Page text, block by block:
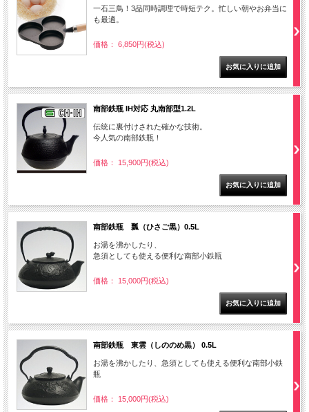
一石三鳥！3品同時調理で時短テク。忙しい朝やお弁当に
も最適。
価格： 6,850円(税込)
南部鉄瓶 IH対応 丸南部型1.2L
伝統に裏付けされた確かな技術。
今人気の南部鉄瓶！
価格： 15,900円(税込)
南部鉄瓶 瓢（ひさご黒）0.5L
お湯を沸かしたり、
急須としても使える便利な南部小鉄瓶
価格： 15,000円(税込)
南部鉄瓶 東雲（しののめ黒） 0.5L
お湯を沸かしたり、急須としても使える便利な南部小鉄
瓶
価格： 15,000円(税込)